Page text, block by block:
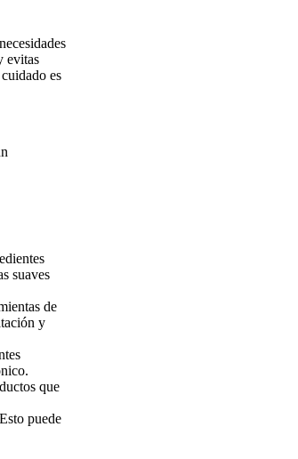
evitas
es
suaves
de
y
que
puede